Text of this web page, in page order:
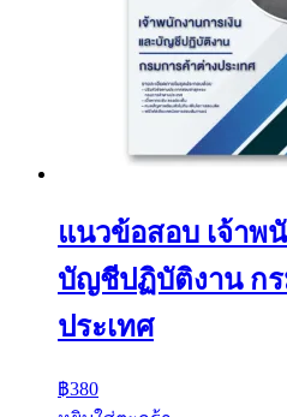
แนวข้อสอบ เจ้าพ
บัญชีปฏิบัติงาน กร
ประเทศ
฿380